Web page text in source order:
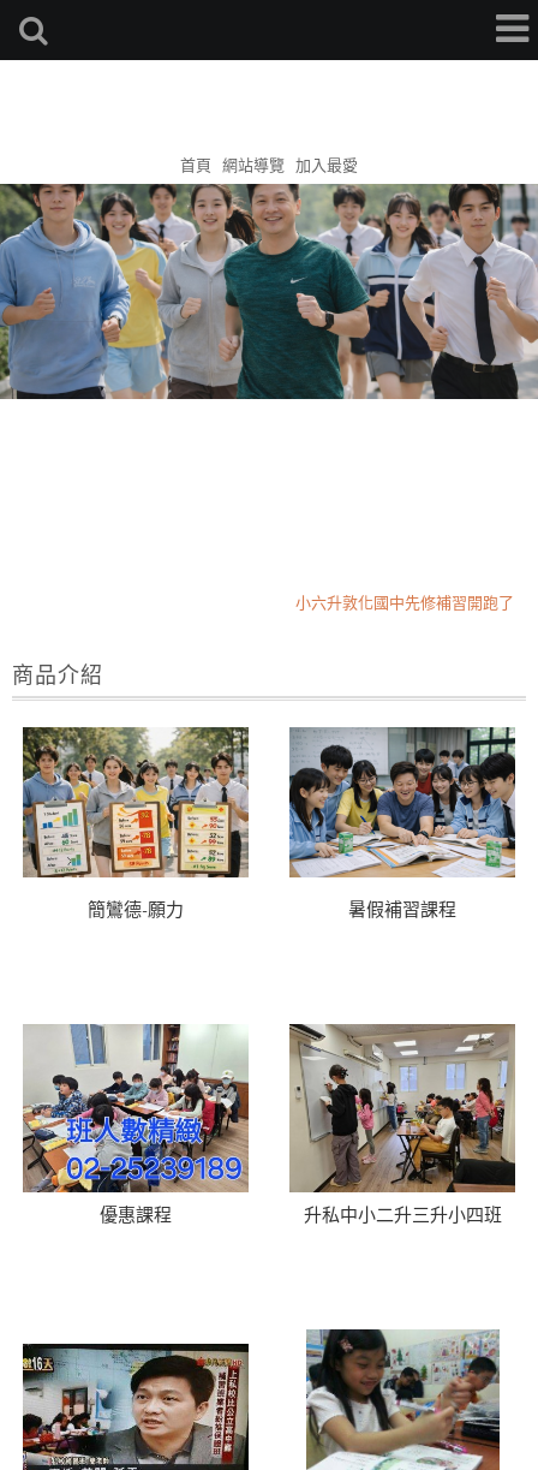
首頁 網站導覽 加入最愛
2026升私中小四小五班
星期三作敦化國小學區作文
商品介紹
簡鸞德-願力 暑假補習課程
優惠課程 升私中小二升三升小四班